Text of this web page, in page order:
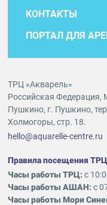
КОНТАКТЫ
ПОРТАЛ ДЛЯ
ТРЦ «Акварель»
Российская Федерация,
Пушкино, г. Пушкино,
Холмогоры, стр. 18.
hello@aquarelle-centre.ru
Правила посещения
Часы работы ТРЦ:с
Часы работы АШАН:с
Часы работы Мори